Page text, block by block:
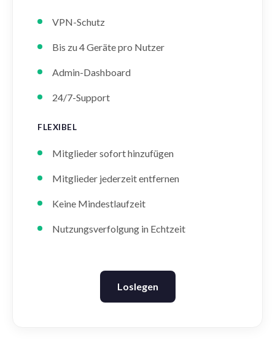
VPN-Schutz
Bis zu 4 Geräte pro Nutzer
Admin-Dashboard
24/7-Support
FLEXIBEL
Mitglieder sofort hinzufügen
Mitglieder jederzeit entfernen
Keine Mindestlaufzeit
Nutzungsverfolgung in Echtzeit
Loslegen